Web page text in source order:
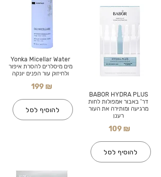
Yonka Micellar Water
מים מיסלרים להסרת איפור
ולחיזוק עור הפנים יונקה
199 ₪
להוסיף לסל
BABOR HYDRA PLUS
דר' באבור אמפולות לחות
מרגיעה ומותירה את העור
רענן
109 ₪
להוסיף לסל